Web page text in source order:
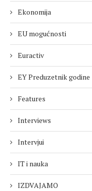
Ekonomija
EU mogućnosti
Euractiv
EY Preduzetnik godine
Features
Interviews
Intervjui
IT i nauka
IZDVAJAMO